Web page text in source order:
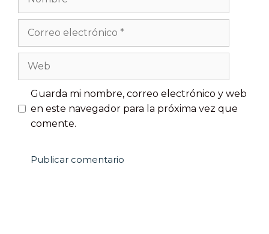
Guarda mi nombre, correo electrónico y web
en este navegador para la próxima vez que
comente.